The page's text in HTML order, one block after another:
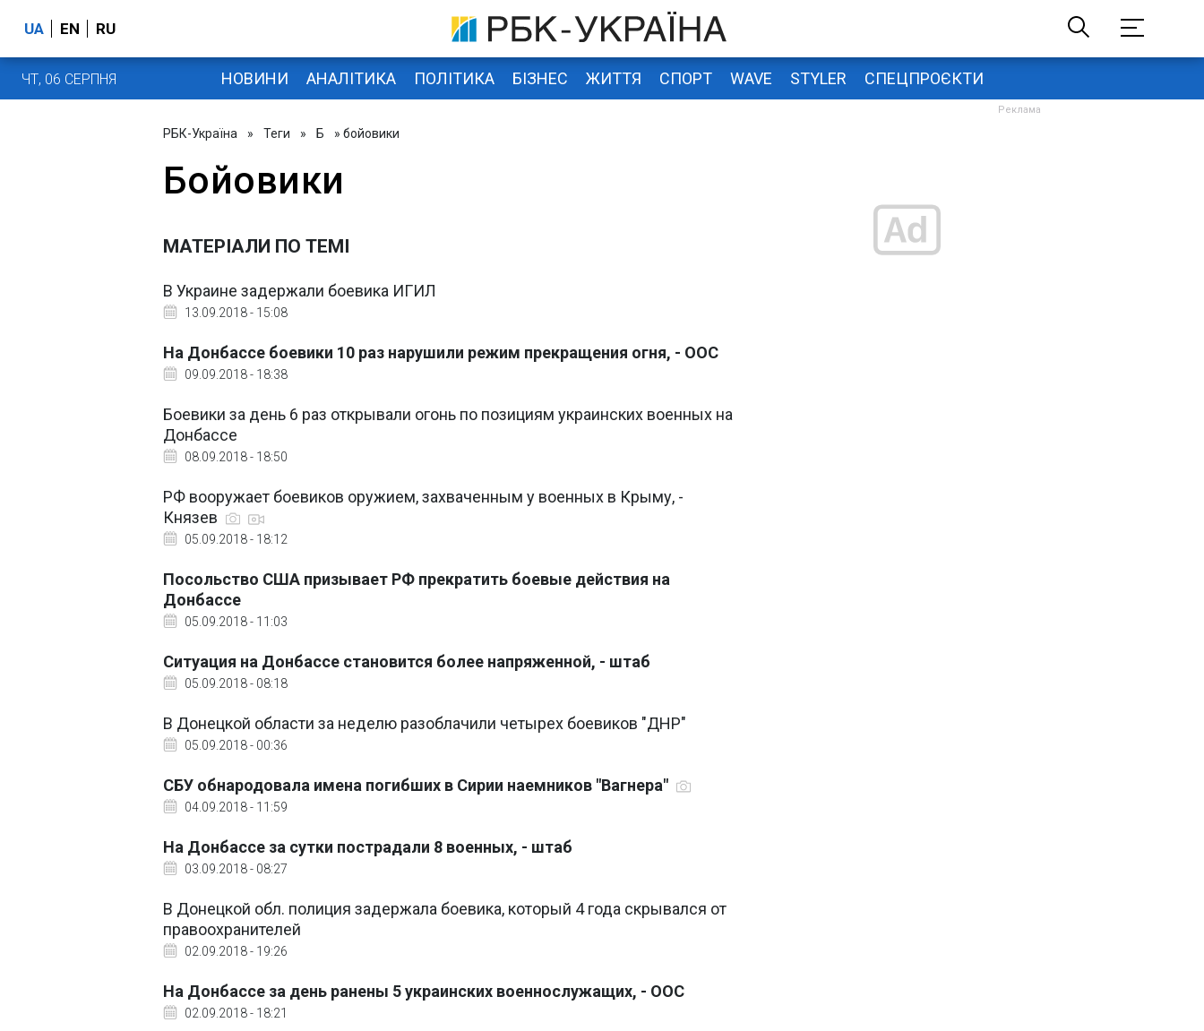
UA EN RU
ЧТ, 06 СЕРПНЯ НОВИНИ АНАЛІТИКА ПОЛІТИКА БІЗНЕС ЖИТТЯ СПОРТ WAVE STYLER СПЕЦПРОЄКТИ
РБК-Україна » Теги » Б » бойовики
Бойовики
МАТЕРІАЛИ ПО ТЕМІ
В Украине задержали боевика ИГИЛ
13.09.2018 - 15:08
На Донбассе боевики 10 раз нарушили режим прекращения огня, - ООС
09.09.2018 - 18:38
Боевики за день 6 раз открывали огонь по позициям украинских военных на
Донбассе
08.09.2018 - 18:50
РФ вооружает боевиков оружием, захваченным у военных в Крыму, -
Князев
05.09.2018 - 18:12
Посольство США призывает РФ прекратить боевые действия на
Донбассе
05.09.2018 - 11:03
Ситуация на Донбассе становится более напряженной, - штаб
05.09.2018 - 08:18
В Донецкой области за неделю разоблачили четырех боевиков "ДНР"
05.09.2018 - 00:36
СБУ обнародовала имена погибших в Сирии наемников "Вагнера"
04.09.2018 - 11:59
На Донбассе за сутки пострадали 8 военных, - штаб
03.09.2018 - 08:27
В Донецкой обл. полиция задержала боевика, который 4 года скрывался от
правоохранителей
02.09.2018 - 19:26
На Донбассе за день ранены 5 украинских военнослужащих, - ООС
02.09.2018 - 18:21